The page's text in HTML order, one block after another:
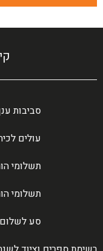
סביבות
עולים
תשלומי
תשלומי
סע לשלום